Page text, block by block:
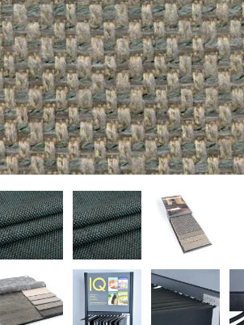
Abraham Moon
Dla Prasy
Praca